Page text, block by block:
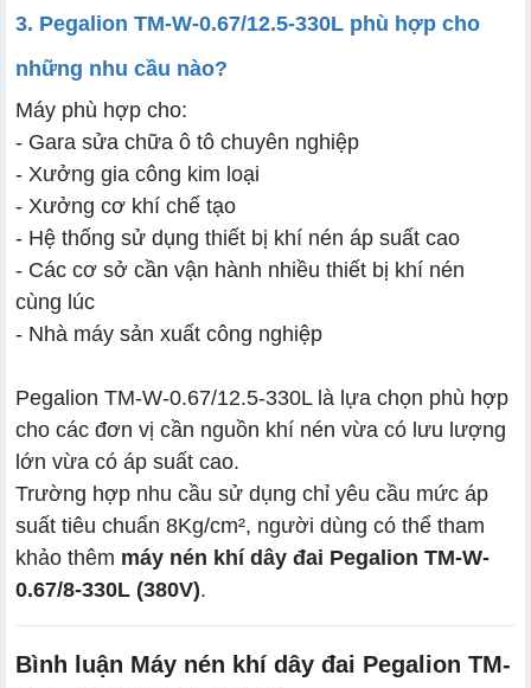
3. Pegalion TM-W-0.67/12.5-330L phù hợp cho
những nhu cầu nào?
Máy phù hợp cho:
- Gara sửa chữa ô tô chuyên nghiệp
- Xưởng gia công kim loại
- Xưởng cơ khí chế tạo
- Hệ thống sử dụng thiết bị khí nén áp suất cao
- Các cơ sở cần vận hành nhiều thiết bị khí nén
cùng lúc
- Nhà máy sản xuất công nghiệp
Pegalion TM-W-0.67/12.5-330L là lựa chọn phù hợp
cho các đơn vị cần nguồn khí nén vừa có lưu lượng
lớn vừa có áp suất cao.
Trường hợp nhu cầu sử dụng chỉ yêu cầu mức áp
suất tiêu chuẩn 8Kg/cm², người dùng có thể tham
khảo thêm máy nén khí dây đai Pegalion TM-W-
0.67/8-330L (380V).
Bình luận Máy nén khí dây đai Pegalion TM-